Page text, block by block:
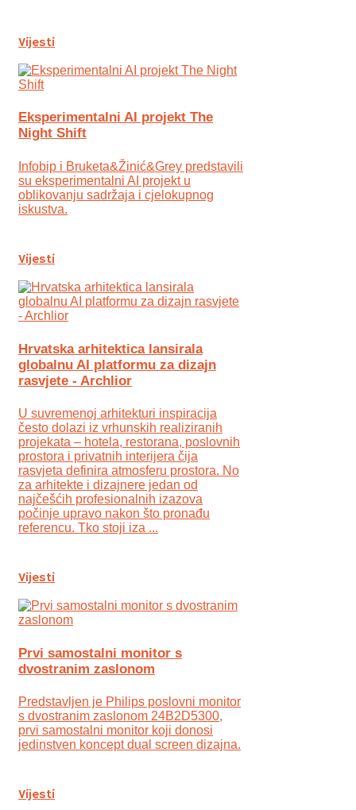
Vijesti
Eksperimentalni AI projekt The
Night Shift
Infobip i Bruketa&Žinić&Grey predstavili
su eksperimentalni AI projekt u
oblikovanju sadržaja i cjelokupnog
iskustva.
Vijesti
Hrvatska arhitektica lansirala
globalnu AI platformu za dizajn
rasvjete - Archlior
U suvremenoj arhitekturi inspiracija
često dolazi iz vrhunskih realiziranih
projekata – hotela, restorana, poslovnih
prostora i privatnih interijera čija
rasvjeta definira atmosferu prostora. No
za arhitekte i dizajnere jedan od
najčešćih profesionalnih izazova
počinje upravo nakon što pronađu
referencu. Tko stoji iza ...
Vijesti
Prvi samostalni monitor s
dvostranim zaslonom
Predstavljen je Philips poslovni monitor
s dvostranim zaslonom 24B2D5300,
prvi samostalni monitor koji donosi
jedinstven koncept dual screen dizajna.
Vijesti